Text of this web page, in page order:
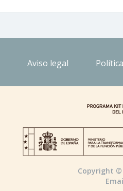
Aviso legal
Copyright ©